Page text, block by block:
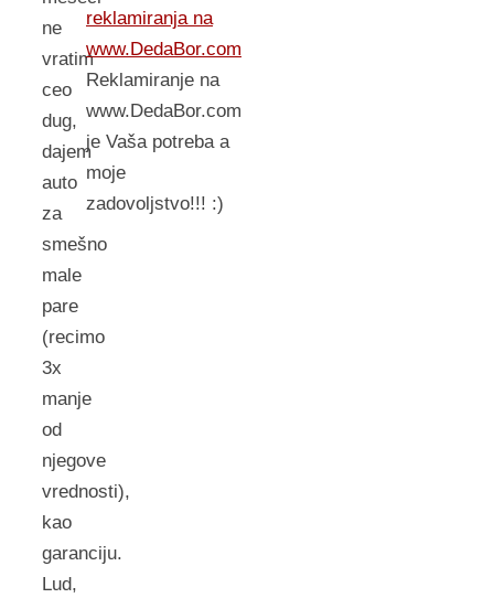
ne
vratim
ceo
dug,
dajem
auto
za
smešno
male
pare
(recimo
3x
manje
od
njegove
vrednosti),
kao
garanciju.
Lud,
reklamiranja na
www.DedaBor.com
Reklamiranje na
www.DedaBor.com
je Vaša potreba a
moje
zadovoljstvo!!! :)